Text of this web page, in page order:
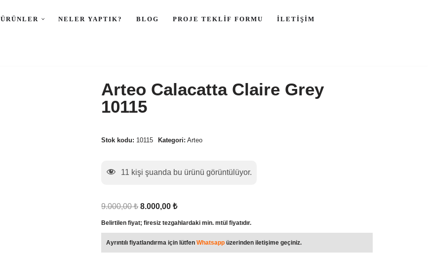
ÜRÜNLER NELER YAPTIK? BLOG PROJE TEKLIF FORMU İLETIŞIM
Arteo Calacatta Claire Grey
10115
Stok kodu: 10115 Kategori: Arteo
11 kişi şuanda bu ürünü görüntülüyor.
9.000,00₺ 8.000,00 ₺
Belirtilen fiyat; firesiz tezgahlardaki min. mtül fiyatıdır.
Ayrıntılı fiyatlandırma için lütfen Whatsapp üzerinden iletişime geçiniz.